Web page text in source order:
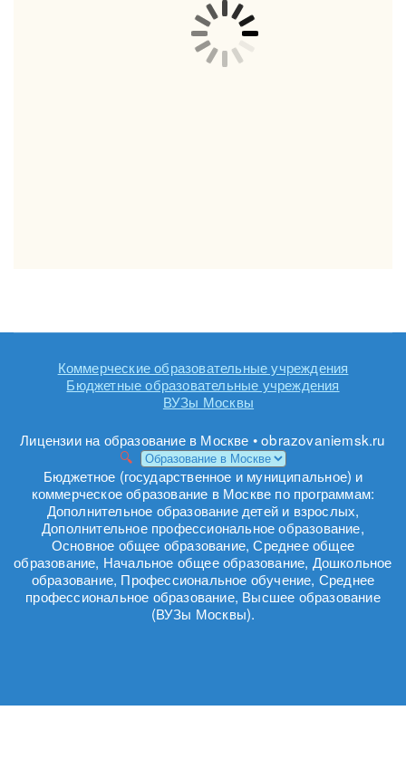
Коммерческие образовательные учреждения
Бюджетные образовательные учреждения
ВУЗы Москвы
Лицензии на образование в Москве • obrazovaniemsk.ru
Бюджетное (государственное и муниципальное) и
коммерческое образование в Москве по программам:
Дополнительное образование детей и взрослых,
Дополнительное профессиональное образование,
Основное общее образование, Среднее общее
образование, Начальное общее образование, Дошкольное
образование, Профессиональное обучение, Среднее
профессиональное образование, Высшее образование
(ВУЗы Москвы).